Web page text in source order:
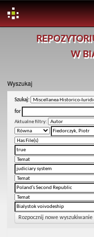
W
Wyszukaj
Szukaj:
for
Aktualne filtry:
Rozpocznij nowe wyszukiwanie